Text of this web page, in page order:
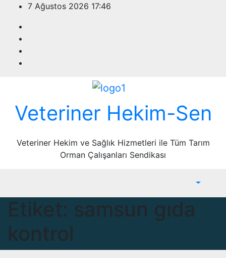
content
7 Ağustos 2026 17:46
Veteriner Hekim-Sen
Veteriner Hekim ve Sağlık Hizmetleri ile Tüm Tarım
Orman Çalışanları Sendikası
Etiket: samsun gıda
kontrol